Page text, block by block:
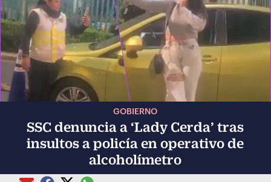
GOBIERNO
SSC denuncia a ‘Lady Cerda’ tras
insultos a policía en operativo de
alcoholímetro